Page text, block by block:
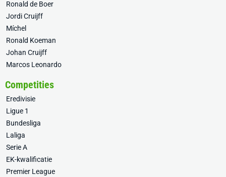
Ronald de Boer
Jordi Cruijff
Míchel
Ronald Koeman
Johan Cruijff
Marcos Leonardo
Competities
Eredivisie
Ligue 1
Bundesliga
Laliga
Serie A
EK-kwalificatie
Premier League